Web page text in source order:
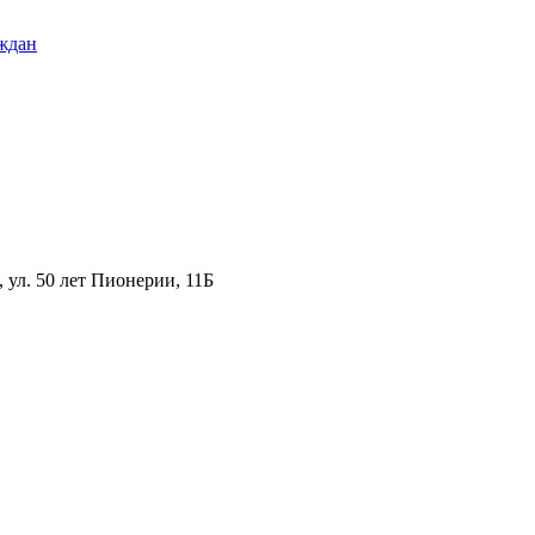
50 лет Пионерии, 11Б